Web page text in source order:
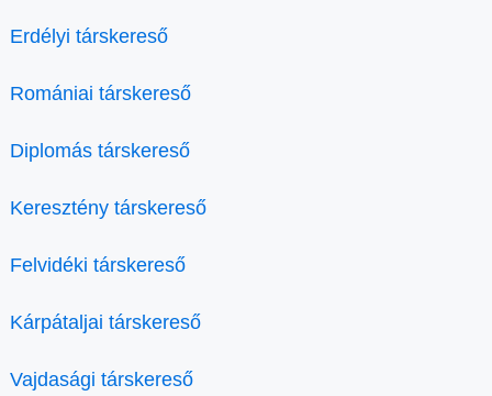
Erdélyi társkereső
Romániai társkereső
Diplomás társkereső
Keresztény társkereső
Felvidéki társkereső
Kárpátaljai társkereső
Vajdasági társkereső